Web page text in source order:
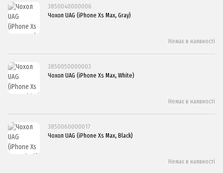
3850040000006
Чохол UAG (iPhone Xs Max, Gray)
Немає в наявності
3850050000003
Чохол UAG (iPhone Xs Max, White)
Немає в наявності
3850060000017
Чохол UAG (iPhone Xs Max, Black)
Немає в наявності